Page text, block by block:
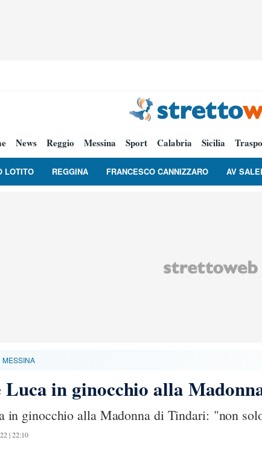
News Reggio Messina Sport Calabria Sicilia
LOTITO REGGINA FRANCESCO CANNIZZARO AV
MESSINA
Luca in ginocchio alla
in ginocchio alla Madonna di Tindari: "non
| 22:10